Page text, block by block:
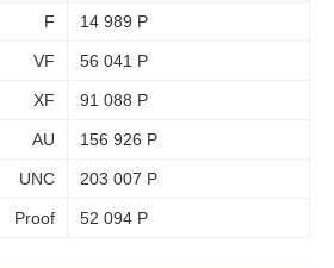
F 14 989 Р
VF 56 041 Р
XF 91 088 Р
AU 156 926 Р
UNC 203 007 Р
Proof 52 094 Р